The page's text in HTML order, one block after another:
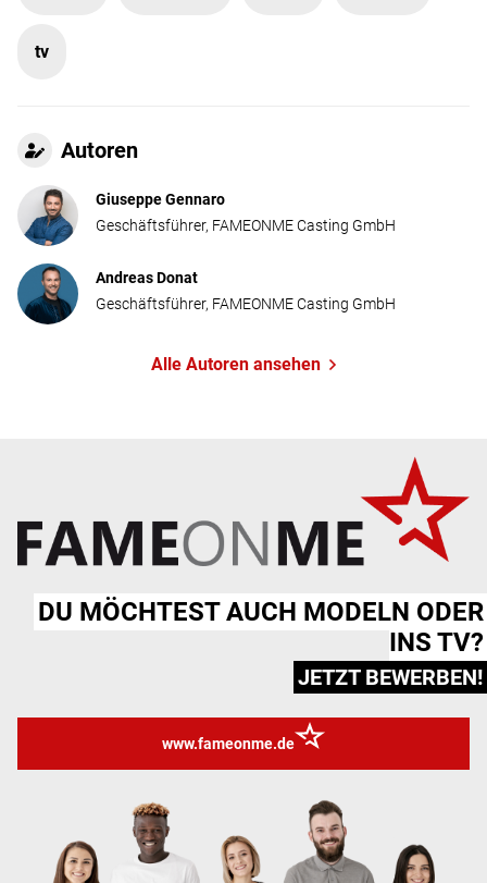
tv
Autoren
Giuseppe Gennaro
Geschäftsführer, FAMEONME Casting GmbH
Andreas Donat
Geschäftsführer, FAMEONME Casting GmbH
Alle Autoren ansehen
DU MÖCHTEST AUCH MODELN ODER
INS TV?
JETZT BEWERBEN!
www.fameonme.de